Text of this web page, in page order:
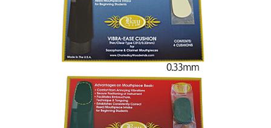
新商品・新規取り扱い商品
セール・イベント情報
人気の永江楽器コラム
「楽器をはじめよう」